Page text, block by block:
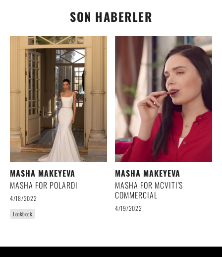
SON HABERLER
MASHA MAKEYEVA
MASHA FOR POLARDI
4/18/2022
Lookbook
MASHA MAKEYEVA
MASHA FOR MCVITI'S
COMMERCIAL
4/19/2022